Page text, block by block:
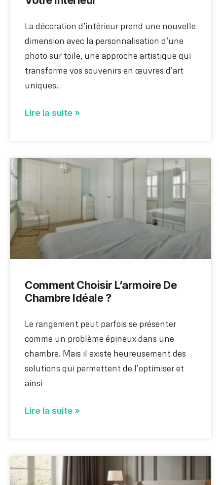
La décoration d’intérieur prend une nouvelle
dimension avec la personnalisation d’une
photo sur toile, une approche artistique qui
transforme vos souvenirs en œuvres d’art
uniques.
Lire la suite »
Comment Choisir L’armoire De
Chambre Idéale ?
Le rangement peut parfois se présenter
comme un problème épineux dans une
chambre. Mais il existe heureusement des
solutions qui permettent de l’optimiser et
ainsi
Lire la suite »